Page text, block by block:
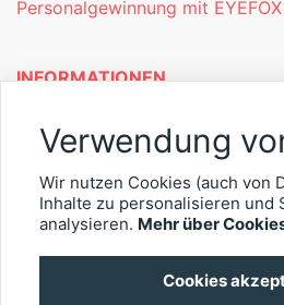
Personalgewinnung mit EYEFOX
INFORMATIONEN
Was ist EYEFOX – Ihre
Kontakt
Verwendung
Wir nutzen Cookies (auch von
Inhalte zu personalisieren und
analysieren. Mehr über
Cookies